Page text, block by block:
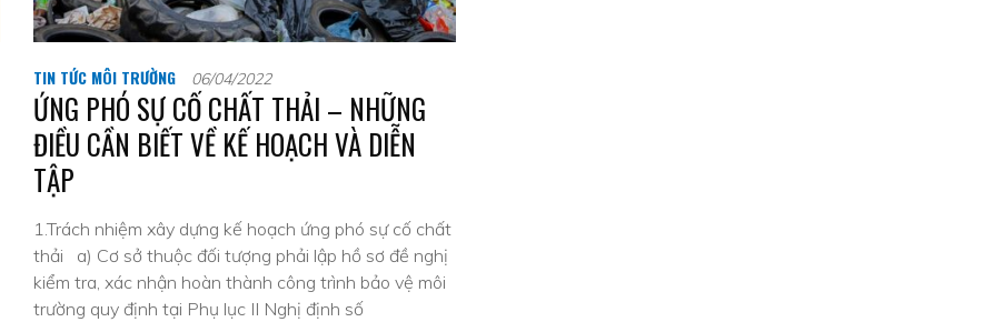
TIN TỨC MÔI TRƯỜNG 06/04/2022
ỨNG PHÓ SỰ CỐ CHẤT THẢI – NHỮNG
ĐIỀU CẦN BIẾT VỀ KẾ HOẠCH VÀ DIỄN
TẬP
1.Trách nhiệm xây dựng kế hoạch ứng phó sự cố chất
thải a) Cơ sở thuộc đối tượng phải lập hồ sơ đề nghị
kiểm tra, xác nhận hoàn thành công trình bảo vệ môi
trường quy định tại Phụ lục II Nghị định số